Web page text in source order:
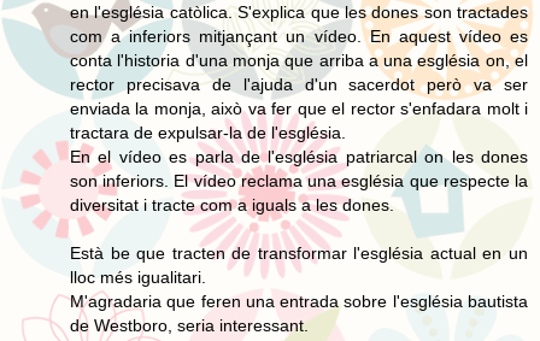
en l'església catòlica. S'explica que les dones son tractades
com a inferiors mitjançant un vídeo. En aquest vídeo es
conta l'historia d'una monja que arriba a una església on, el
rector precisava de l'ajuda d'un sacerdot però va ser
enviada la monja, això va fer que el rector s'enfadara molt i
tractara de expulsar-la de l'església.
En el vídeo es parla de l'església patriarcal on les dones
son inferiors. El vídeo reclama una església que respecte la
diversitat i tracte com a iguals a les dones.
Està be que tracten de transformar l'església actual en un
lloc més igualitari.
M'agradaria que feren una entrada sobre l'església bautista
de Westboro, seria interessant.